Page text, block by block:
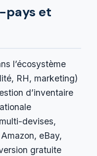
pays et
l’écosystème
RH, marketing)
d’inventaire
devises,
eBay,
gratuite